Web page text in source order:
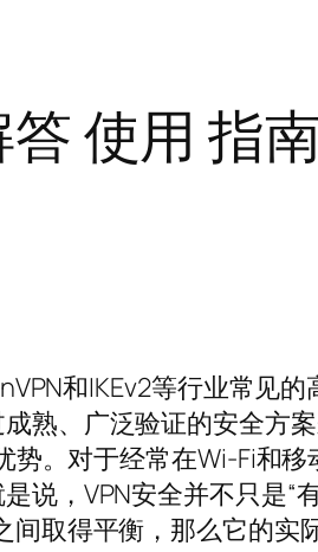
使用 指南
和IKEv2等行业常见
熟、广泛验证的安全方
势。对于经常在Wi-Fi和
说，VPN安全并不只是“
取得平衡，那么它的实